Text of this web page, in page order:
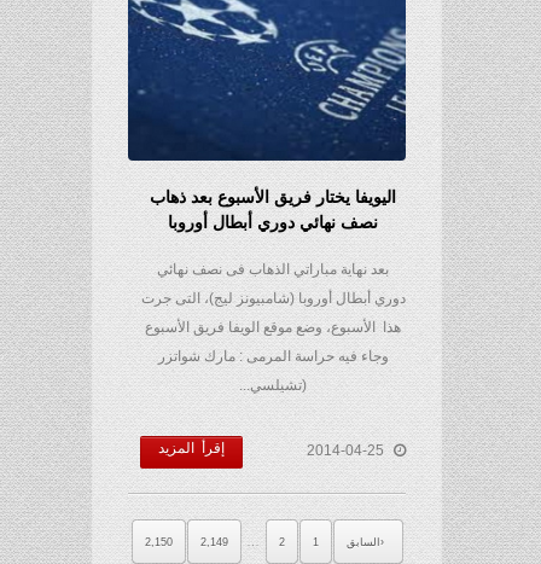
اليويفا يختار فريق الأسبوع بعد ذهاب
نصف نهائي دوري أبطال أوروبا
بعد نهاية مباراتي الذهاب فى نصف نهائي
دوري أبطال أوروبا (شامبيونز ليج)، التى جرت
هذا الأسبوع، وضع موقع الويفا فريق الأسبوع
وجاء فيه حراسة المرمى : مارك شواتزر
(تشيلسي...
2014-04-25 إقرأ المزيد
السابق 1
2
…
2,149
2,150